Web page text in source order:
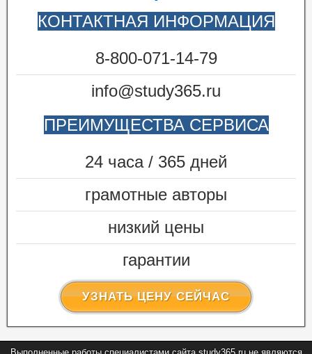
КОНТАКТНАЯ ИНФОРМАЦИЯ
8-800-071-14-79
info@study365.ru
ПРЕИМУЩЕСТВА СЕРВИСА
24 часа / 365 дней
грамотные авторы
низкий цены
гарантии
УЗНАТЬ ЦЕНУ СЕЙЧАС